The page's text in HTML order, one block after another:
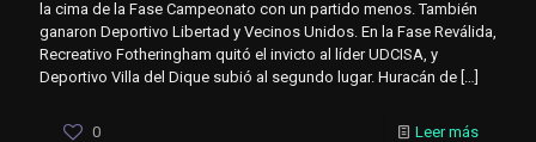
la cima de la Fase Campeonato con un partido menos. También
ganaron Deportivo Libertad y Vecinos Unidos. En la Fase Reválida,
Recreativo Fotheringham quitó el invicto al líder UDCISA, y
Deportivo Villa del Dique subió al segundo lugar. Huracán de
0 Leer más